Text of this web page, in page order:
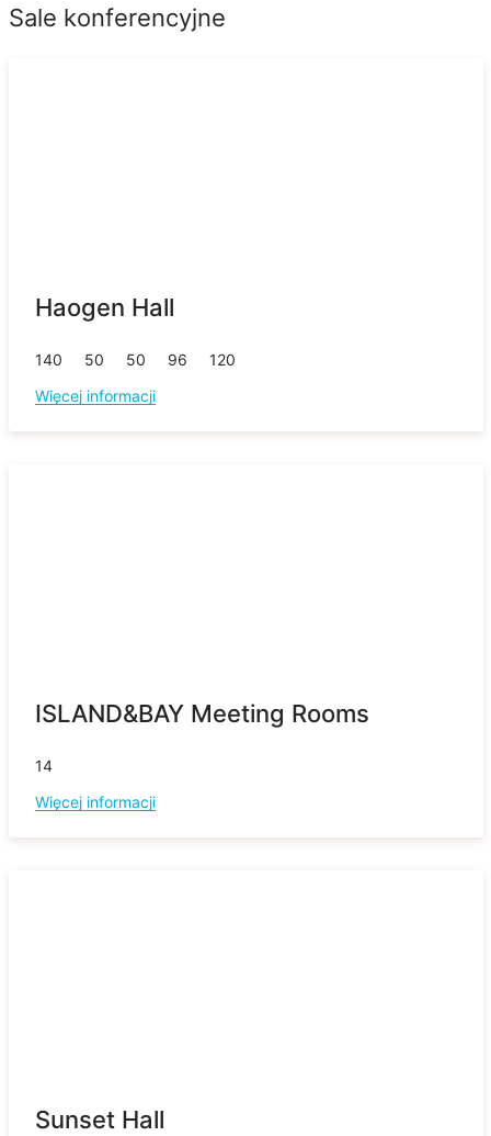
Sale konferencyjne
Haogen Hall
140 50 50 96
120
Więcej informacji
ISLAND&BAY Meeting Rooms
14
Więcej informacji
Sunset Hall